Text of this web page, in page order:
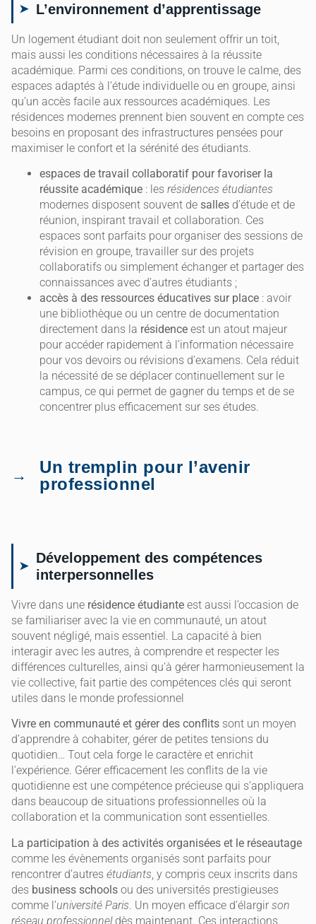
L’environnement d’apprentissage
Un logement étudiant doit non seulement offrir un toit,
mais aussi les conditions nécessaires à la réussite
académique. Parmi ces conditions, on trouve le calme, des
espaces adaptés à l’étude individuelle ou en groupe, ainsi
qu’un accès facile aux ressources académiques. Les
résidences modernes prennent bien souvent en compte ces
besoins en proposant des infrastructures pensées pour
maximiser le confort et la sérénité des étudiants.
espaces de travail collaboratif pour favoriser la
réussite académique : les résidences étudiantes
modernes disposent souvent de salles d’étude et de
réunion, inspirant travail et collaboration. Ces
espaces sont parfaits pour organiser des sessions de
révision en groupe, travailler sur des projets
collaboratifs ou simplement échanger et partager des
connaissances avec d’autres étudiants ;
accès à des ressources éducatives sur place : avoir
une bibliothèque ou un centre de documentation
directement dans la résidence est un atout majeur
pour accéder rapidement à l’information nécessaire
pour vos devoirs ou révisions d’examens. Cela réduit
la nécessité de se déplacer continuellement sur le
campus, ce qui permet de gagner du temps et de se
concentrer plus efficacement sur ses études.
Un tremplin pour l’avenir
professionnel
Développement des compétences
interpersonnelles
Vivre dans une résidence étudiante est aussi l’occasion de
se familiariser avec la vie en communauté, un atout
souvent négligé, mais essentiel. La capacité à bien
interagir avec les autres, à comprendre et respecter les
différences culturelles, ainsi qu’à gérer harmonieusement la
vie collective, fait partie des compétences clés qui seront
utiles dans le monde professionnel
Vivre en communauté et gérer des conflits sont un moyen
d’apprendre à cohabiter, gérer de petites tensions du
quotidien… Tout cela forge le caractère et enrichit
l’expérience. Gérer efficacement les conflits de la vie
quotidienne est une compétence précieuse qui s’appliquera
dans beaucoup de situations professionnelles où la
collaboration et la communication sont essentielles.
La participation à des activités organisées et le réseautage
comme les évènements organisés sont parfaits pour
rencontrer d’autres étudiants, y compris ceux inscrits dans
des business schools ou des universités prestigieuses
comme l’université Paris. Un moyen efficace d’élargir son
réseau professionneldès maintenant. Ces interactions